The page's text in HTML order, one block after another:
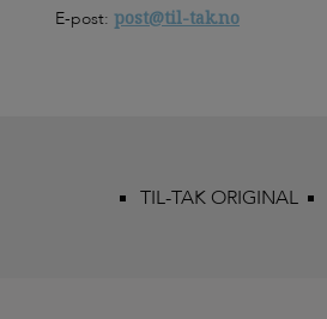
E-post: post@til-tak.no
TIL-TAK ORIGINAL